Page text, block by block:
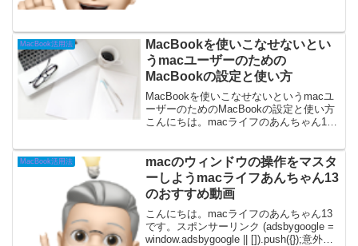
す。右下、左下、...
MacBook活用法
MacBookを使いこなせないとい
うmacユーザーのための
MacBookの設定と使い方
MacBookを使いこなせないというmacユ
ーザーのためのMacBookの設定と使い方
こんにちは。macライフのあんちゃん13
さえておきたい設定と使い方です。せっ
かくMacBook加担だから色々使い...
MacBook活用法
macのウィンドウの操作をマスタ
ーしようmacライフあんちゃん13
のおすすめ動画
こんにちは。macライフのあんちゃん13
です。スポンサーリンク (adsbygoogle =
window.adsbygoogle || []).push({});意外と